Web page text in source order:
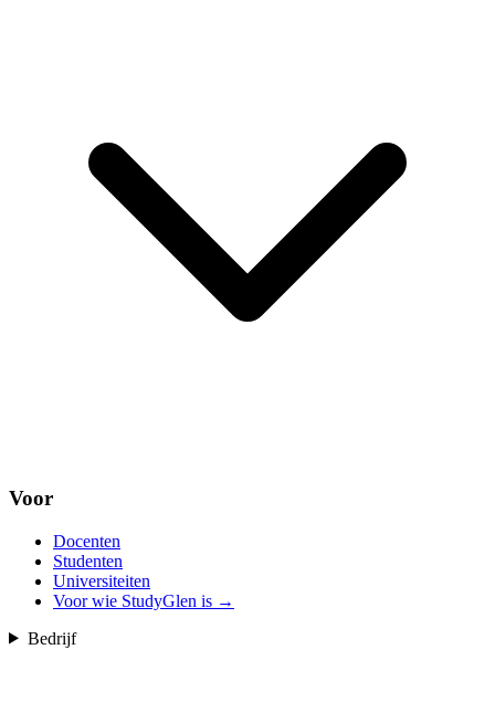
Voor
Docenten
Studenten
Universiteiten
Voor wie StudyGlen is →
Bedrijf